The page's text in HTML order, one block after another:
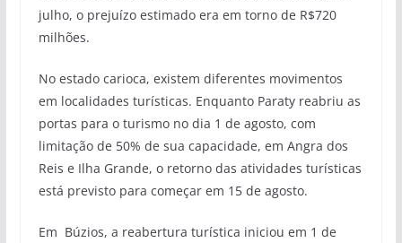
julho, o prejuízo estimado era em torno de R$720
milhões.
No estado carioca, existem diferentes movimentos
em localidades turísticas. Enquanto Paraty reabriu as
portas para o turismo no dia 1 de agosto, com
limitação de 50% de sua capacidade, em Angra dos
Reis e Ilha Grande, o retorno das atividades turísticas
está previsto para começar em 15 de agosto.
Em Búzios, a reabertura turística iniciou em 1 de